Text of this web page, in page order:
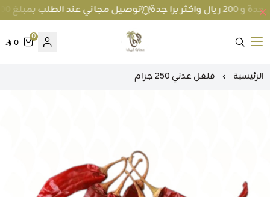
توصيل مجاني عند الطلب بمبلغ 100 ريال واكثر داخل جدة و 200 ريال واكثر برا جدة
متجر عطارة فيفا
0
0
الرئيسية فلفل عدني 250 جرام